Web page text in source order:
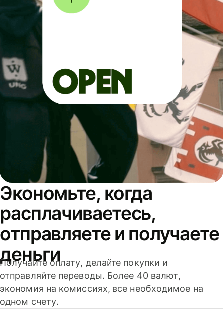
Экономьте, когда
расплачиваетесь,
отправляете и получаете
деньги
Получайте оплату, делайте покупки и
отправляйте переводы. Более 40 валют,
экономия на комиссиях, все необходимое на
одном счету.